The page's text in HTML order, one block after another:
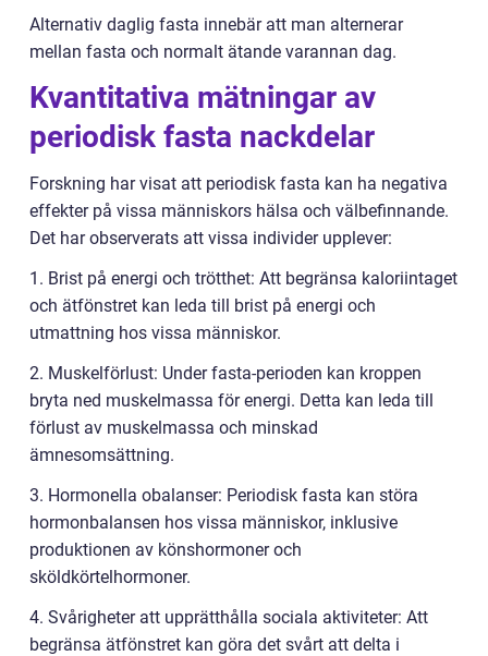
Alternativ daglig fasta innebär att man alternerar
mellan fasta och normalt ätande varannan dag.
Kvantitativa mätningar av
periodisk fasta nackdelar
Forskning har visat att periodisk fasta kan ha negativa
effekter på vissa människors hälsa och välbefinnande.
Det har observerats att vissa individer upplever:
1. Brist på energi och trötthet: Att begränsa kaloriintaget
och ätfönstret kan leda till brist på energi och
utmattning hos vissa människor.
2. Muskelförlust: Under fasta-perioden kan kroppen
bryta ned muskelmassa för energi. Detta kan leda till
förlust av muskelmassa och minskad
ämnesomsättning.
3. Hormonella obalanser: Periodisk fasta kan störa
hormonbalansen hos vissa människor, inklusive
produktionen av könshormoner och
sköldkörtelhormoner.
4. Svårigheter att upprätthålla sociala aktiviteter: Att
begränsa ätfönstret kan göra det svårt att delta i